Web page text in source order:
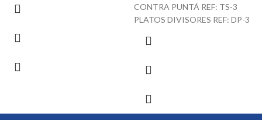
CONTRA PUNTÁ REF: TS-3
PLATOS DIVISORES REF: DP-3